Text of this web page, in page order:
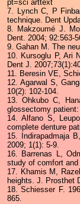
pt=sci arttext
7. Lynch C, P
technique. Dent
8. Makzoumé J.
Dent. 2004; 92:563-
9. Gahan M. The
10. Kursoglu P, Ari
Dent J.
11. Beresin VE,
12. Agarwal S,
10(2): 102-104.
13. Ohkubo C,
glossectomy
14. Alfano S,
complete denture
15. Indirapadmaja
2009; 1(1): 5-9.
16. Barrenas L,
study of comfort
17. Khamis M,
heights. J. Prosthet
18. Schiesser F.
865.